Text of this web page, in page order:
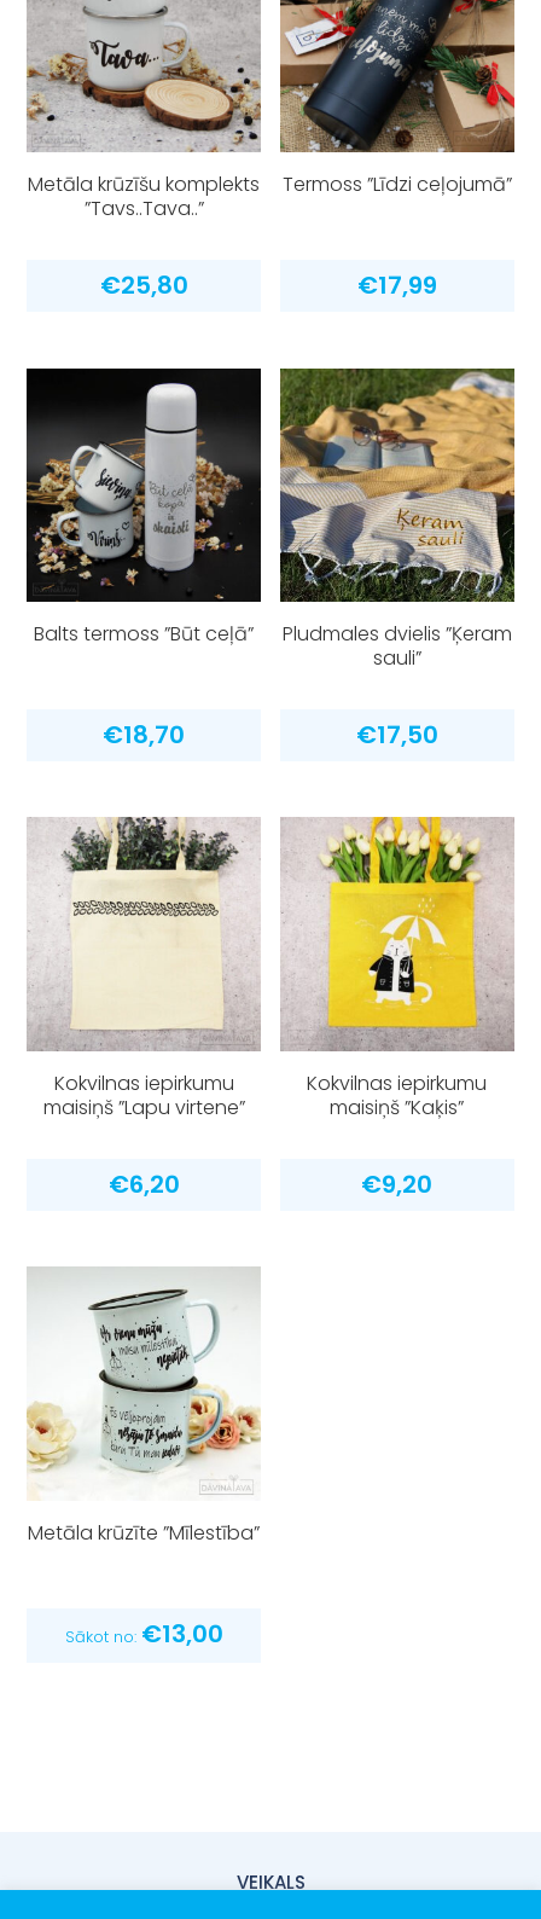
Metāla krūzīšu komplekts
”Tavs..Tava..”
€25,80
Termoss ”Līdzi ceļojumā”
€17,99
Balts termoss ”Būt ceļā”
€18,70
Pludmales dvielis ”Ķeram
sauli”
€17,50
Kokvilnas iepirkumu
maisiņš ”Lapu virtene”
€6,20
Kokvilnas iepirkumu
maisiņš ”Kaķis”
€9,20
Metāla krūzīte ”Mīlestība”
Sākot no: €13,00
VEIKALS